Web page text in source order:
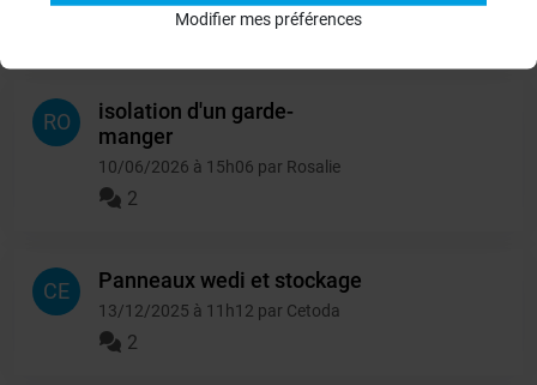
RO
isolation d'un garde-
manger
10/06/2026 à 15h06 par Rosalie
2
CE Panneaux wedi et stockage
13/12/2025 à 11h12 par Cetoda
2
Modifier mes préférences